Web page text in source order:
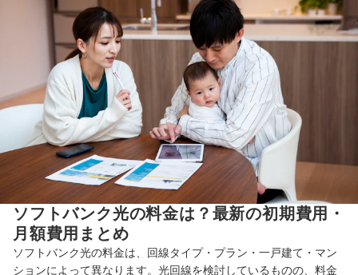
ソフトバンク光の料金は？最新の初期費用・
月額費用まとめ
ソフトバンク光の料金は、回線タイプ・プラン・一戸建て・マン
ションによって異なります。光回線を検討しているものの、料金